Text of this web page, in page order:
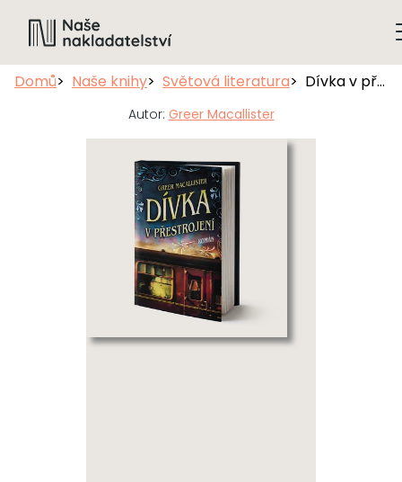
Domů Naše knihy Světová literatura Dívka v přestrojení
Autor: Greer Macallister